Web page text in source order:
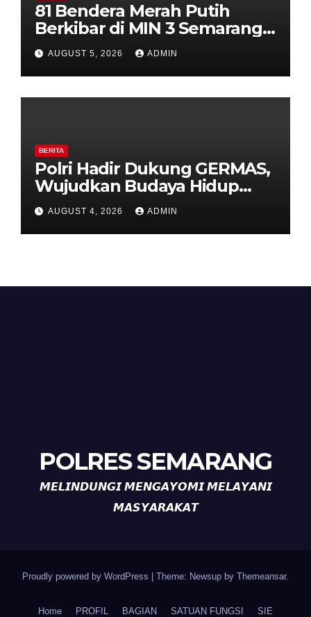
81 Bendera Merah Putih
Berkibar di MIN 3 Semarang,
Bhabinkamtibmas Desa
Timpik Hadiri Peringatan
HUT ke-81 Kemerdekaan RI
AUGUST 5, 2026 ADMIN
BERITA
Polri Hadir Dukung GERMAS,
Wujudkan Budaya Hidup
Sehat di Kecamatan Pabelan
AUGUST 4, 2026 ADMIN
POLRES SEMARANG
𝙈𝙀𝙇𝙄𝙉𝘿𝙐𝙉𝙂𝙄 𝙈𝙀𝙉𝙂𝘼𝙔𝙊𝙈𝙄 𝙈𝙀𝙇𝘼𝙔𝘼𝙉𝙄
𝙈𝘼𝙎𝙔𝘼𝙍𝘼𝙆𝘼𝙏
Proudly powered by WordPress Theme: Newsup by Themeansar.
Home PROFIL BAGIAN SATUAN FUNGSI SIE